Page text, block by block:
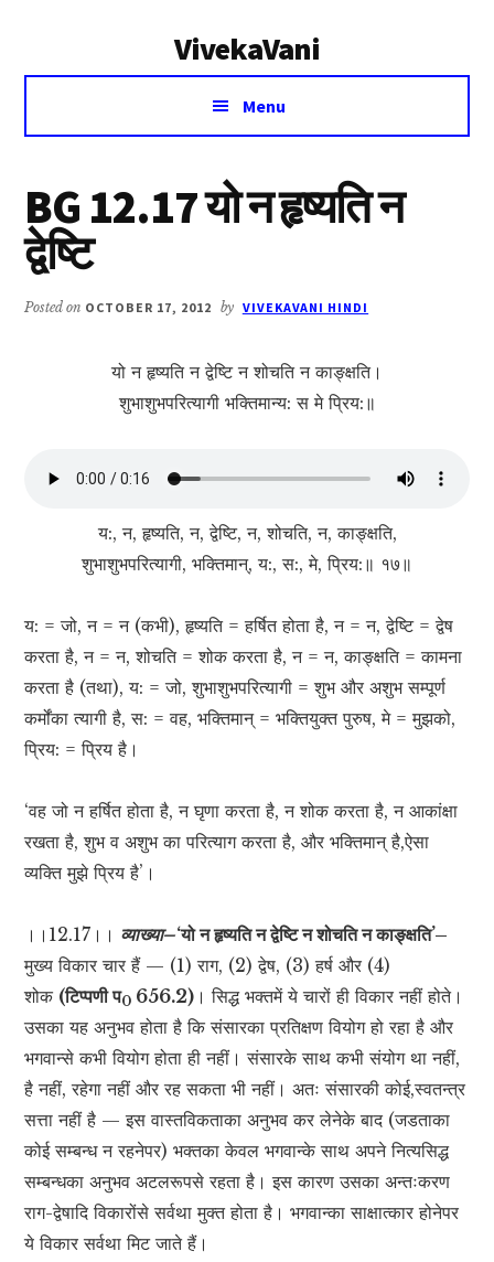
VivekaVani
Voice
Vivekananda
Menu
BG 12.17 यो न हृष्यति न
द्वेष्टि
Posted on OCTOBER 17, 2012 by VIVEKAVANI HINDI
यो न हृष्यति न द्वेष्टि न शोचति न काङ्क्षति।
शुभाशुभपरित्यागी भक्तिमान्य: स मे प्रिय:॥
य:, न, हृष्यति, न, द्वेष्टि, न, शोचति, न, काङ्क्षति,
शुभाशुभपरित्यागी, भक्तिमान्, य:, स:, मे, प्रिय:॥ १७॥
य: = जो, न = न (कभी), हृष्यति = हर्षित होता है, न = न, द्वेष्टि = द्वेष
करता है, न = न, शोचति = शोक करता है, न = न, काङ्क्षति = कामना
करता है (तथा), य: = जो, शुभाशुभपरित्यागी = शुभ और अशुभ सम्पूर्ण
कर्मोंका त्यागी है, स: = वह, भक्तिमान् = भक्तियुक्त पुरुष, मे = मुझको,
प्रिय: = प्रिय है।
‘वह जो न हर्षित होता है, न घृणा करता है, न शोक करता है, न आकांक्षा
रखता है, शुभ व अशुभ का परित्याग करता है, और भक्तिमान् है,ऐसा
व्यक्ति मुझे प्रिय है’।
।।12.17।। व्याख्या–‘यो न हृष्यति न द्वेष्टि न शोचति न काङ्क्षति’–
मुख्य विकार चार हैं — (1) राग, (2) द्वेष, (3) हर्ष और (4)
शोक (टिप्पणी प0 656.2) । सिद्ध भक्तमें ये चारों ही विकार नहीं होते।
उसका यह अनुभव होता है कि संसारका प्रतिक्षण वियोग हो रहा है और
भगवान्से कभी वियोग होता ही नहीं। संसारके साथ कभी संयोग था नहीं,
है नहीं, रहेगा नहीं और रह सकता भी नहीं। अतः संसारकी कोई,स्वतन्त्र
सत्ता नहीं है — इस वास्तविकताका अनुभव कर लेनेके बाद (जडताका
कोई सम्बन्ध न रहनेपर) भक्तका केवल भगवान्के साथ अपने नित्यसिद्ध
सम्बन्धका अनुभव अटलरूपसे रहता है। इस कारण उसका अन्तःकरण
राग-द्वेषादि विकारोंसे सर्वथा मुक्त होता है। भगवान्का साक्षात्कार होनेपर
ये विकार सर्वथा मिट जाते हैं।